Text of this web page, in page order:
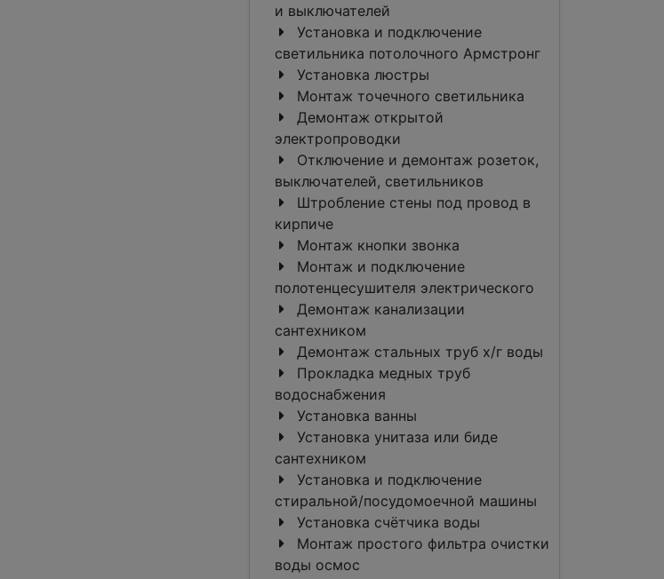
и выключателей
Установка и подключение
светильника потолочного Армстронг
Установка люстры
Монтаж точечного светильника
Демонтаж открытой
электропроводки
Отключение и демонтаж розеток,
выключателей, светильников
Штробление стены под провод в
кирпиче
Монтаж кнопки звонка
Монтаж и подключение
полотенцесушителя электрического
Демонтаж канализации
сантехником
Демонтаж стальных труб х/г воды
Прокладка медных труб
водоснабжения
Установка ванны
Установка унитаза или биде
сантехником
Установка и подключение
стиральной/посудомоечной машины
Установка счётчика воды
Монтаж простого фильтра очистки
воды осмос